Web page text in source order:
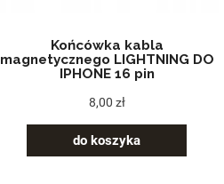
Końcówka kabla
magnetycznego LIGHTNING DO
IPHONE 16 pin
8,00 zł
do koszyka